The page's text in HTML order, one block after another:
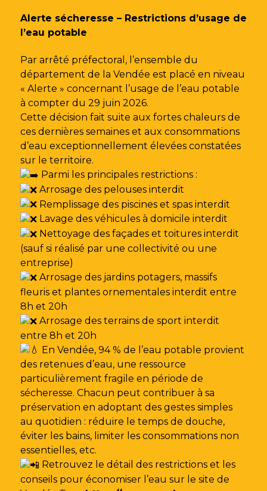
Alerte sécheresse – Restrictions d’usage de
l’eau potable
Par arrêté préfectoral, l’ensemble du
département de la Vendée est placé en niveau
« Alerte » concernant l’usage de l’eau potable
à compter du 29 juin 2026.
Cette décision fait suite aux fortes chaleurs de
ces dernières semaines et aux consommations
d’eau exceptionnellement élevées constatées
sur le territoire.
Parmi les principales restrictions :
Arrosage des pelouses interdit
Remplissage des piscines et spas interdit
Lavage des véhicules à domicile interdit
Nettoyage des façades et toitures interdit
(sauf si réalisé par une collectivité ou une
entreprise)
Arrosage des jardins potagers, massifs
fleuris et plantes ornementales interdit entre
8h et 20h
Arrosage des terrains de sport interdit
entre 8h et 20h
En Vendée, 94 % de l’eau potable provient
des retenues d’eau, une ressource
particulièrement fragile en période de
sécheresse. Chacun peut contribuer à sa
préservation en adoptant des gestes simples
au quotidien : réduire le temps de douche,
éviter les bains, limiter les consommations non
essentielles, etc.
Retrouvez le détail des restrictions et les
conseils pour économiser l’eau sur le site de